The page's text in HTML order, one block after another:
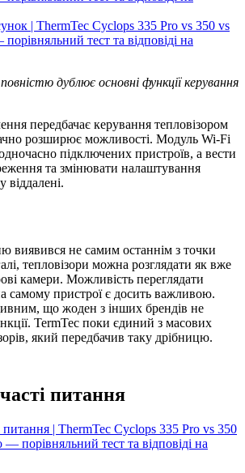
дублює основні функції керування
передбачає керування тепловізором
розширює можливості. Модуль Wi-Fi
підключених пристроїв, а вести
та змінювати налаштування
виявився не самим останнім з точки
тепловізори можна розглядати як вже
камери. Можливість переглядати
самому пристрої є досить важливою.
що жоден з інших брендів не
TermTec поки єдиний з масових
який передбачив таку дрібницю.
питання